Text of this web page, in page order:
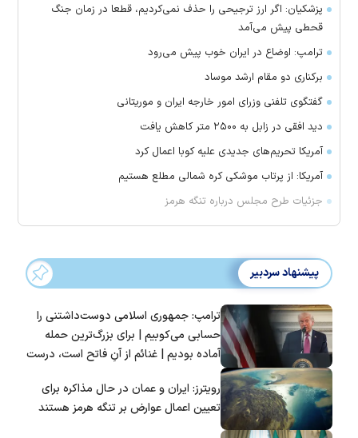
پزشکیان: اگر ارز ترجیحی را حذف نمی‌کردیم، قطعا در زمان جنگ
قحطی پیش می‌آمد
ترامپ: اوضاع در ایران خوب پیش می‌رود
برکناری دو مقام ارشد موساد
گفتگوی تلفنی وزرای امور خارجه ایران و موریتانی
دید افقی در زابل به ۲۵۰۰ متر کاهش یافت
آمریکا تحریم‌های جدیدی علیه کوبا اعمال کرد
آمریکا: از پرتاب موشکی کره شمالی مطلع هستیم
جزئیات طرح مجلس درباره تنگه هرمز
پیشنهاد سردبیر
ترامپ: جمهوری اسلامی دوست‌داشتنی را
حسابی می‌کوبیم | برای بزرگ‌ترین حمله
آماده بودیم | غنائم از آنِ فاتح است، درست
رویترز: ایران و عمان در حال مذاکره برای
تعیین اعمال عوارض بر تنگه هرمز هستند